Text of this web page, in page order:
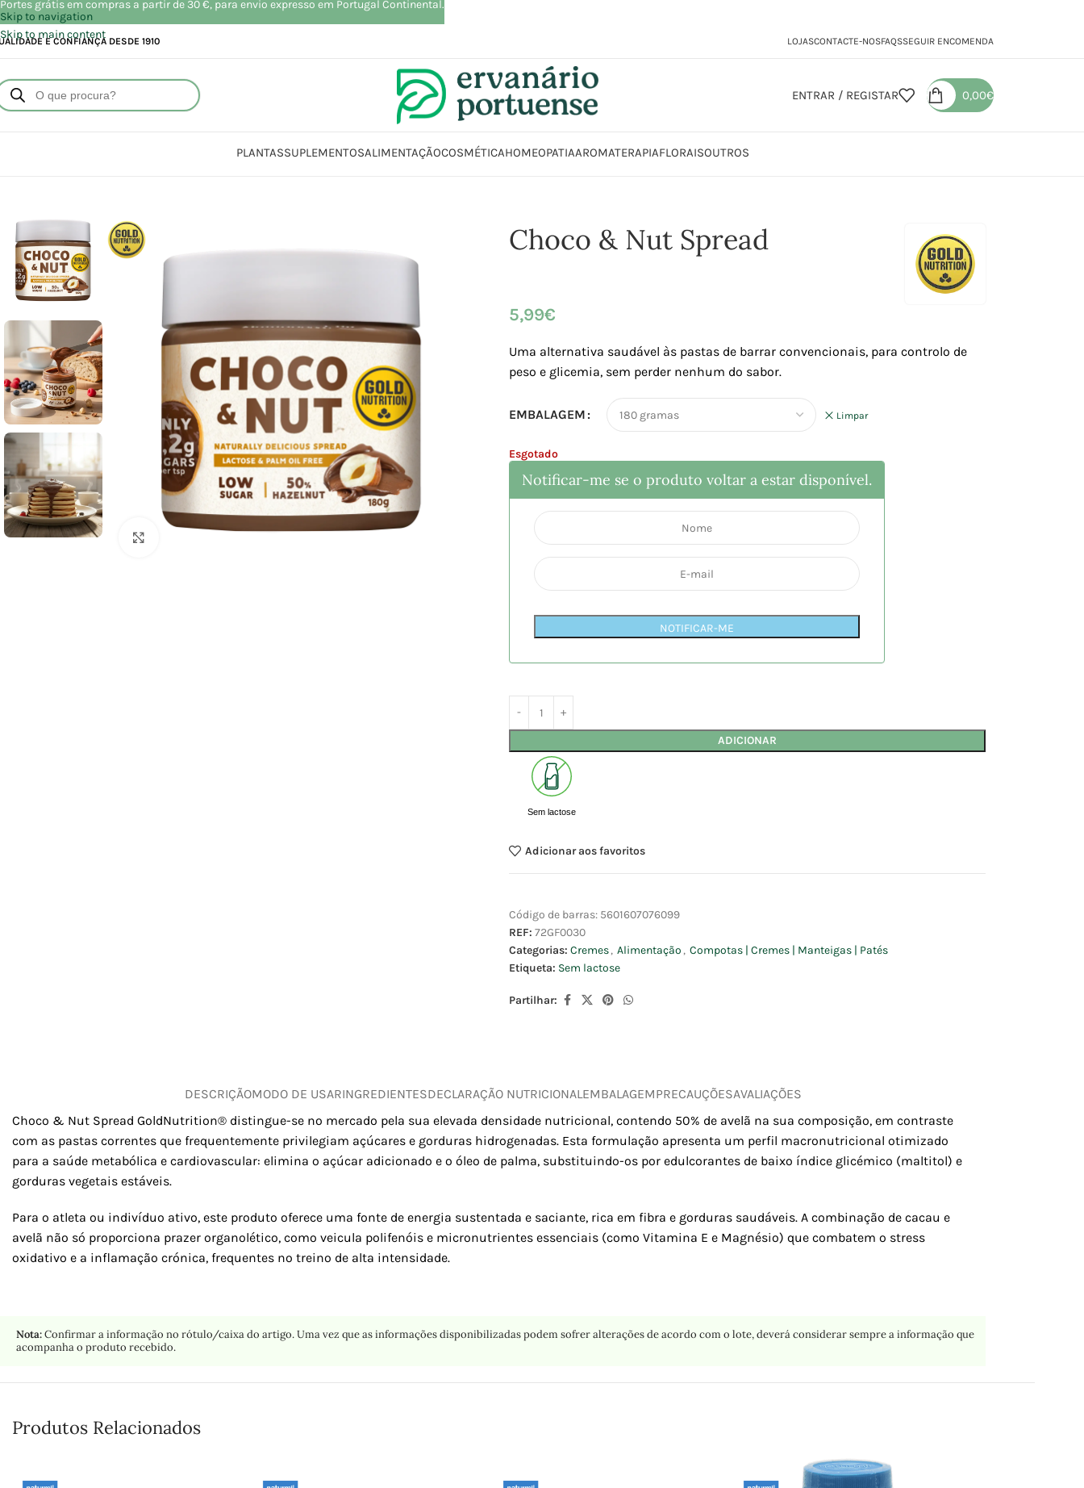
Skip to navigation
Skip to main content
E CONFIANÇA DESDE 1910 LOJASCONTACTE-NOSFAQSSEGUIR ENCOMENDA
ENTRAR / REGISTAR 0,00€
PLANTASSUPLEMENTOSALIMENTAÇÃOCOSMÉTICAHOMEOPATIAAROMATERAPIAFLORAISOUTROS
Choco & Nut Spread
5,99€
Uma alternativa saudável às pastas de barrar convencionais, para controlo de
peso e glicemia, sem perder nenhum do sabor.
EMBALAGEM Limpar
Esgotado
Notificar-me se o produto voltar a estar disponível.
NOTIFICAR-ME
ADICIONAR
Sem lactose
Adicionar aos favoritos
Código de barras: 5601607076099
REF: 72GF0030
Categorias: Cremes, Alimentação , Compotas | Cremes | Manteigas | Patés
Etiqueta: Sem lactose
Partilhar:
DESCRIÇÃOMODO DE USARINGREDIENTESDECLARAÇÃO NUTRICIONAL EMBALAGEMPRECAUÇÕESAVALIAÇÕES
Choco & Nut Spread GoldNutrition® distingue-se no mercado pela sua elevada densidade nutricional, contendo 50% de avelã na sua composição, em contraste
com as pastas correntes que frequentemente privilegiam açúcares e gorduras hidrogenadas. Esta formulação apresenta um perfil macronutricional otimizado
para a saúde metabólica e cardiovascular: elimina o açúcar adicionado e o óleo de palma, substituindo-os por edulcorantes de baixo índice glicémico (maltitol) e
gorduras vegetais estáveis.
Para o atleta ou indivíduo ativo, este produto oferece uma fonte de energia sustentada e saciante, rica em fibra e gorduras saudáveis. A combinação de cacau e
avelã não só proporciona prazer organolético, como veicula polifenóis e micronutrientes essenciais (como Vitamina E e Magnésio) que combatem o stress
oxidativo e a inflamação crónica, frequentes no treino de alta intensidade.
Nota:Confirmar a informação no rótulo/caixa do artigo. Uma vez que as informações disponibilizadas podem sofrer alterações de acordo com o lote, deverá considerar sempre a informação que
acompanha o produto recebido.
Produtos Relacionados
Portes grátis em compras a partir de 30 €, para envio expresso em Portugal Continental.